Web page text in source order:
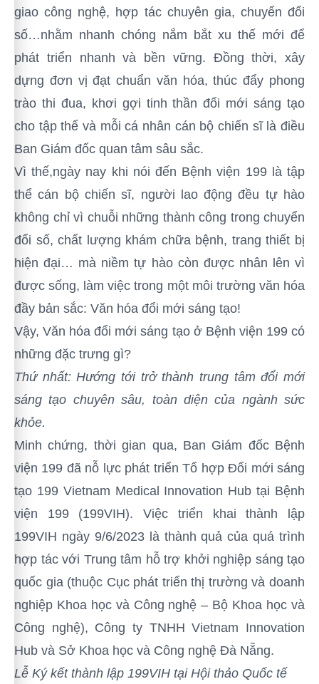
giao công nghệ, hợp tác chuyên gia, chuyển đổi
số…nhằm nhanh chóng nắm bắt xu thế mới để
phát triển nhanh và bền vững. Đồng thời, xây
dựng đơn vị đạt chuẩn văn hóa, thúc đẩy phong
trào thi đua, khơi gợi tinh thần đổi mới sáng tạo
cho tập thể và mỗi cá nhân cán bộ chiến sĩ là điều
Ban Giám đốc quan tâm sâu sắc.
Vì thế,ngày nay khi nói đến Bệnh viện 199 là tập
thể cán bộ chiến sĩ, người lao động đều tự hào
không chỉ vì chuỗi những thành công trong chuyển
đổi số, chất lượng khám chữa bệnh, trang thiết bị
hiện đại… mà niềm tự hào còn được nhân lên vì
được sống, làm việc trong một môi trường văn hóa
đầy bản sắc: Văn hóa đổi mới sáng tạo!
Vậy, Văn hóa đổi mới sáng tạo ở Bệnh viện 199 có
những đặc trưng gì?
Thứ nhất: Hướng tới trở thành trung tâm đổi mới
sáng tạo chuyên sâu, toàn diện của ngành sức
khỏe.
Minh chứng, thời gian qua, Ban Giám đốc Bệnh
viện 199 đã nỗ lực phát triển Tổ hợp Đổi mới sáng
tạo 199 Vietnam Medical Innovation Hub tại Bệnh
viện 199 (199VIH).Việc triển khai thành lập
199VIH ngày 9/6/2023 là thành quả của quá trình
hợp tác với Trung tâm hỗ trợ khởi nghiệp sáng tạo
quốc gia (thuộc Cục phát triển thị trường và doanh
nghiệp Khoa học và Công nghệ – Bộ Khoa học và
Công nghệ), Công ty TNHH Vietnam Innovation
Hub và Sở Khoa học và Công nghệ Đà Nẵng.
Lễ Ký kết thành lập 199VIH tại Hội thảo Quốc tế